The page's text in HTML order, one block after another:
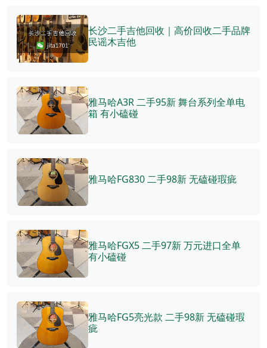
长沙二手吉他回收｜高价回收二手品牌
民谣木吉他
雅马哈A3R 二手95新 舞台系列全单电
箱 有小磕碰
雅马哈FG830 二手98新 无磕碰瑕疵
雅马哈FGX5 二手97新 万元进口全单
有小磕碰
雅马哈FG5亮光款 二手98新 无磕碰瑕
疵